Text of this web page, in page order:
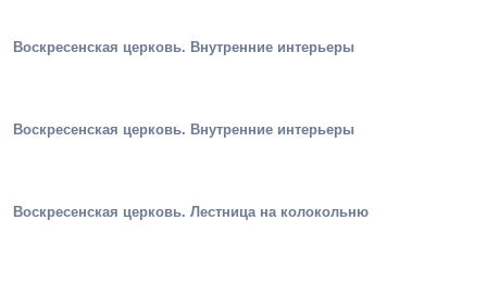
Воскресенская церковь. Внутренние интерьеры
Воскресенская церковь. Внутренние интерьеры
Воскресенская церковь. Лестница на колокольню